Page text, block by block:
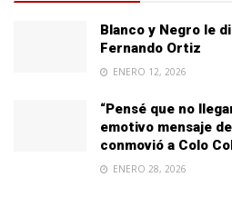
Blanco y Negro le
Fernando Ortiz
ENERO 12, 2026
“Pensé que no
emotivo mensaje
conmovió a Colo
ENERO 28, 2026